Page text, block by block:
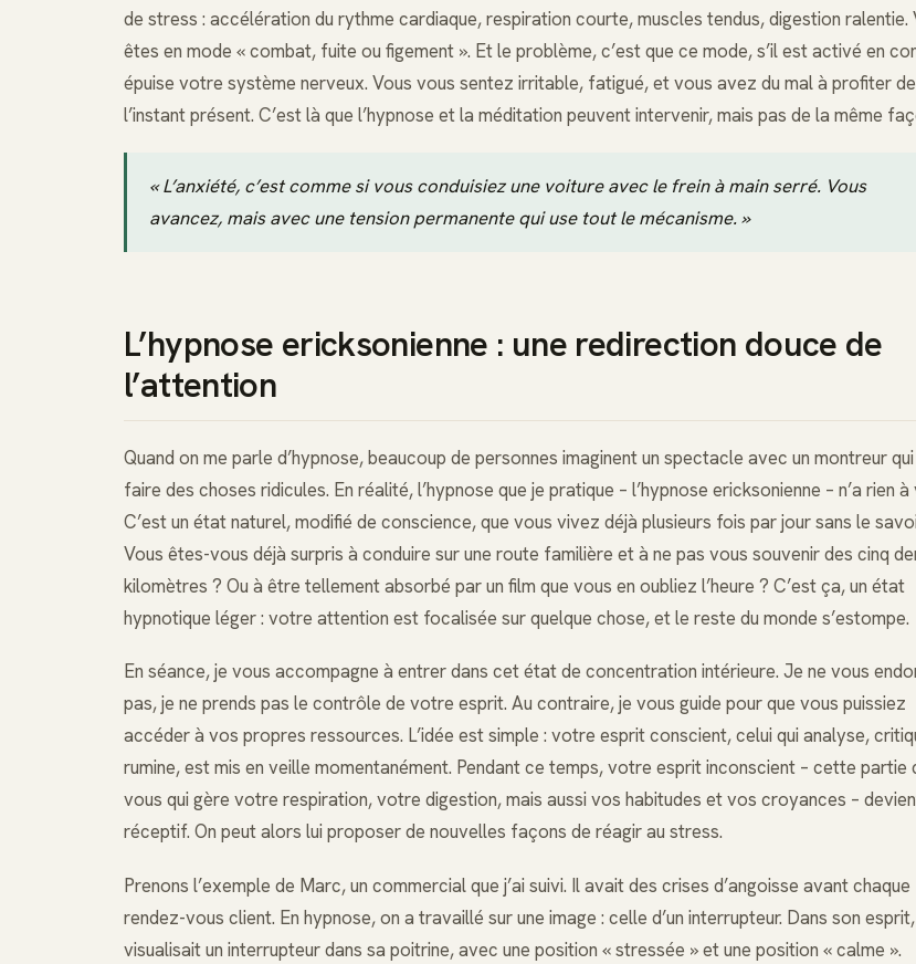
de stress : accélération du rythme cardiaque, respiration courte, muscles tendus, digestion ralentie.
êtes en mode « combat, fuite ou figement ». Et le problème, c’est que ce mode, s’il est activé en
épuise votre système nerveux. Vous vous sentez irritable, fatigué, et vous avez du mal à profiter de
l’instant présent. C’est là que l’hypnose et la méditation peuvent intervenir, mais pas de la même
« L’anxiété, c’est comme si vous conduisiez une voiture avec le frein à main serré. Vous
avancez, mais avec une tension permanente qui use tout le mécanisme. »
L’hypnose ericksonienne : une redirection douce de
l’attention
Quand on me parle d’hypnose, beaucoup de personnes imaginent un spectacle avec un montreur
faire des choses ridicules. En réalité, l’hypnose que je pratique – l’hypnose ericksonienne – n’a rien à
C’est un état naturel, modifié de conscience, que vous vivez déjà plusieurs fois par jour sans le
Vous êtes-vous déjà surpris à conduire sur une route familière et à ne pas vous souvenir des cinq
kilomètres ? Ou à être tellement absorbé par un film que vous en oubliez l’heure ? C’est ça, un état
hypnotique léger : votre attention est focalisée sur quelque chose, et le reste du monde s’estompe.
En séance, je vous accompagne à entrer dans cet état de concentration intérieure. Je ne vous
pas, je ne prends pas le contrôle de votre esprit. Au contraire, je vous guide pour que vous puissiez
accéder à vos propres ressources. L’idée est simple : votre esprit conscient, celui qui analyse,
rumine, est mis en veille momentanément. Pendant ce temps, votre esprit inconscient – cette partie
vous qui gère votre respiration, votre digestion, mais aussi vos habitudes et vos croyances –
réceptif. On peut alors lui proposer de nouvelles façons de réagir au stress.
Prenons l’exemple de Marc, un commercial que j’ai suivi. Il avait des crises d’angoisse avant chaque
rendez-vous client. En hypnose, on a travaillé sur une image : celle d’un interrupteur. Dans son
visualisait un interrupteur dans sa poitrine, avec une position « stressée » et une position « calme ».